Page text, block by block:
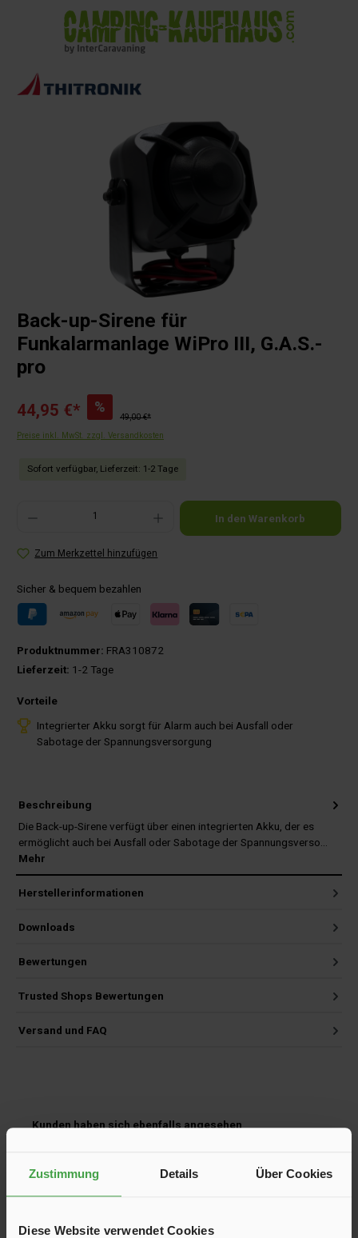
Zustimmung Details Über Cookies
Diese Website verwendet Cookies
springen
Back-up-Sirene für
Funkalarmanlage WiPro III, G.A.S.-
pro
44,95 €* %
49,00 €*
Preise inkl. MwSt. zzgl. Versandkosten
Sofort verfügbar, Lieferzeit: 1-2 Tage
Produkt Anzahl: Gib den gewünschten Wert ein oder benutze die Schaltflächen um die
In den Warenkorb
Zum Merkzettel hinzufügen
Sicher & bequem bezahlen
Produktnummer: FRA310872
Lieferzeit: 1-2 Tage
Vorteile
Integrierter Akku sorgt für Alarm auch bei Ausfall oder
Sabotage der Spannungsversorgung
Beschreibung
Die Back-up-Sirene verfügt über einen integrierten Akku, der es
ermöglicht auch bei Ausfall oder Sabotage der Spannungsverso…
Mehr
Herstellerinformationen
Downloads
Bewertungen
Trusted Shops Bewertungen
Versand und FAQ
Produktgalerie überspringen
Kunden haben sich ebenfalls angesehen